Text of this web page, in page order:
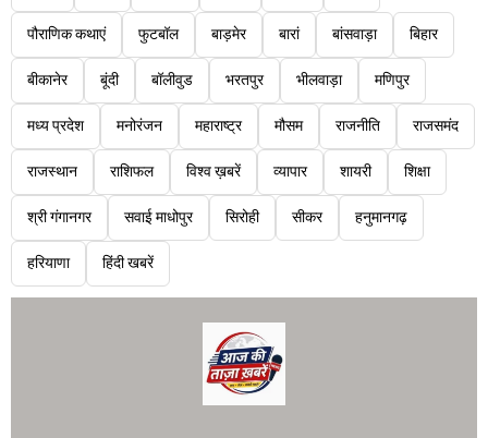
पौराणिक कथाएं फुटबॉल बाड़मेर बारां बांसवाड़ा बिहार
बीकानेर बूंदी बॉलीवुड भरतपुर भीलवाड़ा मणिपुर
मध्य प्रदेश मनोरंजन महाराष्ट्र मौसम राजनीति राजसमंद
राजस्थान राशिफल विश्व ख़बरें व्यापार शायरी शिक्षा
श्री गंगानगर सवाई माधोपुर सिरोही सीकर हनुमानगढ़
हरियाणा हिंदी खबरें